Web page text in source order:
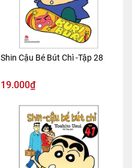
Shin Cậu Bé Bút Chì -Tập 28
19.000₫